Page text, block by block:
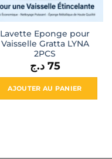
Lavette Eponge pour
Vaisselle Gratta LYNA
2PCS
75 د.ج
AJOUTER AU PANIER